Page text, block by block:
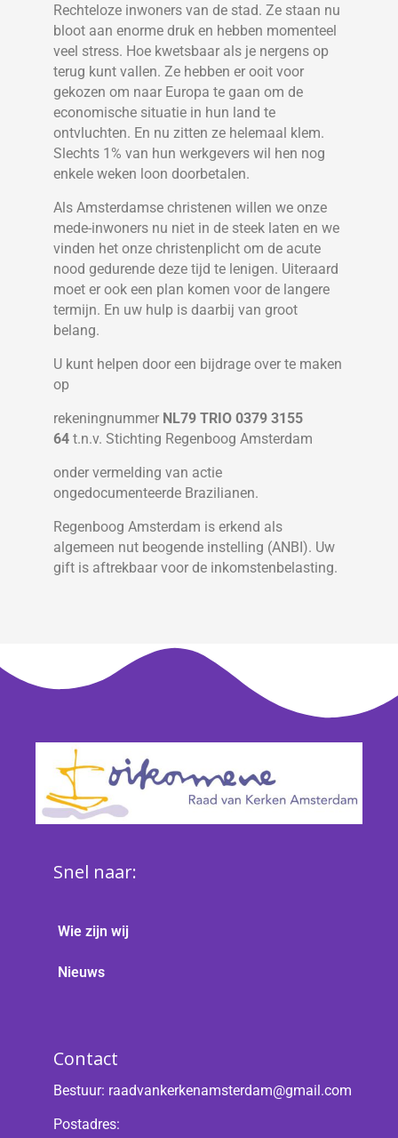
Rechteloze inwoners van de stad. Ze staan nu
bloot aan enorme druk en hebben momenteel
veel stress. Hoe kwetsbaar als je nergens op
terug kunt vallen. Ze hebben er ooit voor
gekozen om naar Europa te gaan om de
economische situatie in hun land te
ontvluchten. En nu zitten ze helemaal klem.
Slechts 1% van hun werkgevers wil hen nog
enkele weken loon doorbetalen.
Als Amsterdamse christenen willen we onze
mede-inwoners nu niet in de steek laten en we
vinden het onze christenplicht om de acute
nood gedurende deze tijd te lenigen. Uiteraard
moet er ook een plan komen voor de langere
termijn. En uw hulp is daarbij van groot
belang.
U kunt helpen door een bijdrage over te maken
op
rekeningnummer NL79 TRIO 0379 3155
64 t.n.v. Stichting Regenboog Amsterdam
onder vermelding van actie
ongedocumenteerde Brazilianen.
Regenboog Amsterdam is erkend als
algemeen nut beogende instelling (ANBI). Uw
gift is aftrekbaar voor de inkomstenbelasting.
Snel naar:
Wie zijn wij
Nieuws
Contact
Bestuur: raadvankerkenamsterdam@gmail.com
Postadres: